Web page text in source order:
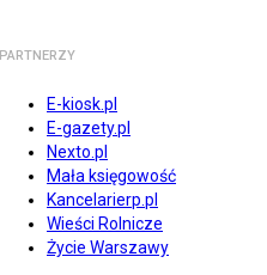
PARTNERZY
E-kiosk.pl
E-gazety.pl
Nexto.pl
Mała księgowość
Kancelarierp.pl
Wieści Rolnicze
Życie Warszawy